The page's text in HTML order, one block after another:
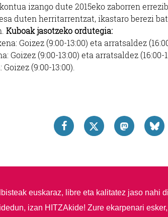
izango dute 2015eko zaborren
duten herritarrentzat, ikastaro berezi
Kuboak jasotzeko ordutegia:
Goizez (9:00-13:00) eta arratsaldez
Goizez (9:00-13:00) eta arratsaldez (16:00-
(9:00-13:00).
euskaraz, libre eta kalitatez jaso nahi
izan HITZAkide! Zure ekarpenari